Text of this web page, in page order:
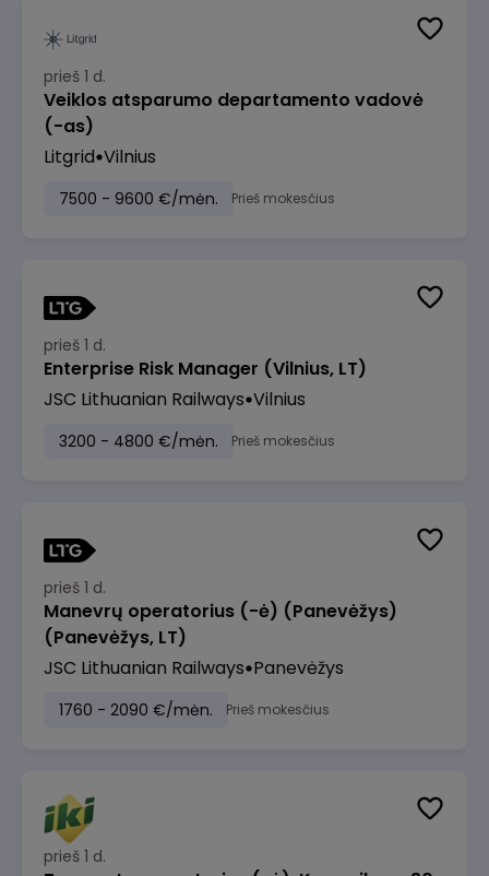
prieš 1 d.
Veiklos atsparumo departamento vadovė
(-as)
Litgrid Vilnius
7500 - 9600 €/mėn. Prieš mokesčius
prieš 1 d.
Enterprise Risk Manager (Vilnius, LT)
JSC Lithuanian Railways Vilnius
3200 - 4800 €/mėn. Prieš mokesčius
prieš 1 d.
Manevrų operatorius (-ė) (Panevėžys)
(Panevėžys, LT)
JSC Lithuanian Railways Panevėžys
1760 - 2090 €/mėn. Prieš mokesčius
prieš 1 d.